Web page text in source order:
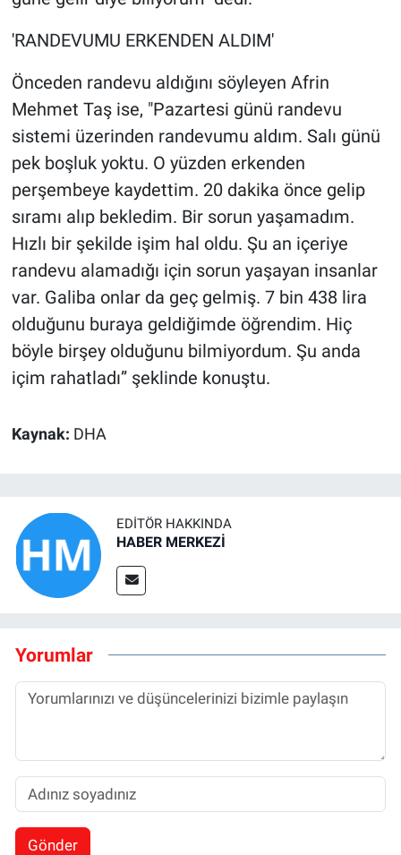
'RANDEVUMU ERKENDEN ALDIM'
Önceden randevu aldığını söyleyen Afrin
Mehmet Taş ise, "Pazartesi günü randevu
sistemi üzerinden randevumu aldım. Salı günü
pek boşluk yoktu. O yüzden erkenden
perşembeye kaydettim. 20 dakika önce gelip
sıramı alıp bekledim. Bir sorun yaşamadım.
Hızlı bir şekilde işim hal oldu. Şu an içeriye
randevu alamadığı için sorun yaşayan insanlar
var. Galiba onlar da geç gelmiş. 7 bin 438 lira
olduğunu buraya geldiğimde öğrendim. Hiç
böyle birşey olduğunu bilmiyordum. Şu anda
içim rahatladı” şeklinde konuştu.
Kaynak: DHA
EDITÖR HAKKINDA
HABER MERKEZİ
Yorumlar
Gönder